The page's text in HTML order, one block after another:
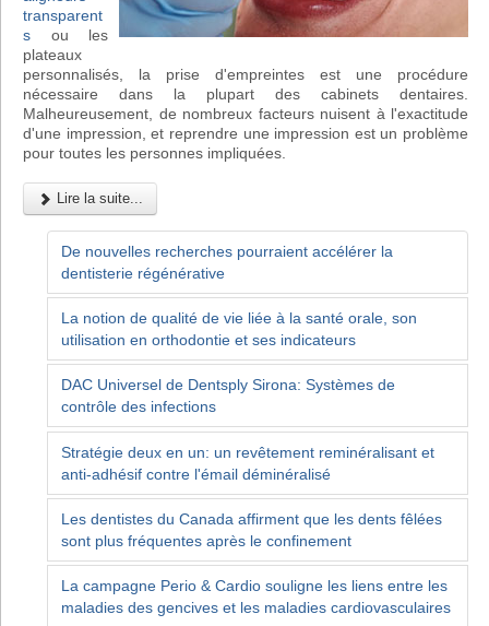
transparent
s ou les
plateaux
personnalisés, la prise d'empreintes est une procédure
nécessaire dans la plupart des cabinets dentaires.
Malheureusement, de nombreux facteurs nuisent à l'exactitude
d'une impression, et reprendre une impression est un problème
pour toutes les personnes impliquées.
Lire la suite...
De nouvelles recherches pourraient accélérer la
dentisterie régénérative
La notion de qualité de vie liée à la santé orale, son
utilisation en orthodontie et ses indicateurs
DAC Universel de Dentsply Sirona: Systèmes de
contrôle des infections
Stratégie deux en un: un revêtement reminéralisant et
anti-adhésif contre l'émail déminéralisé
Les dentistes du Canada affirment que les dents fêlées
sont plus fréquentes après le confinement
La campagne Perio & Cardio souligne les liens entre les
maladies des gencives et les maladies cardiovasculaires